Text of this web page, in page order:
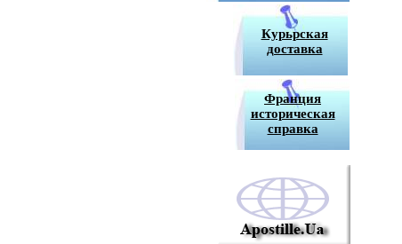
Курьрская
доставка
Франция
историческая
справка